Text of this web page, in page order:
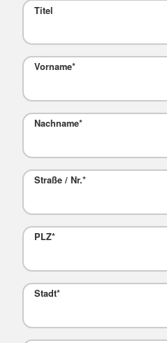
Titel
Vorname*
Nachname*
Straße / Nr.*
PLZ*
Stadt*